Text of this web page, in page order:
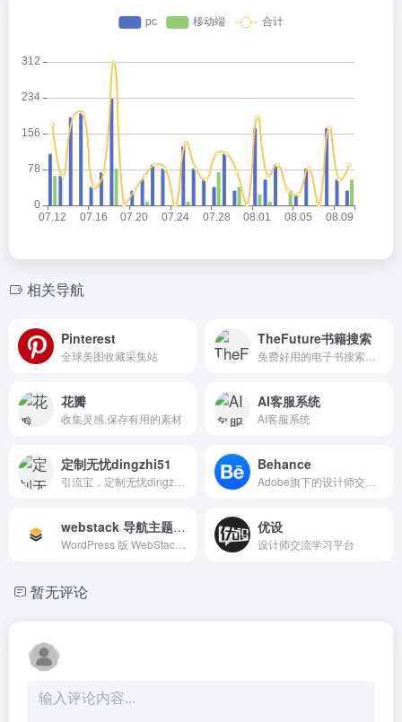
相关导航
Pinterest
全球美图收藏采集站
TheFuture书籍搜索
花瓣
收集灵感,保存有用的素材
AI客服系统
AI客服系统
定制无忧dingzhi51 Behance
webstack 导航主题开源版 优设
设计师交流学习平台
暂无评论